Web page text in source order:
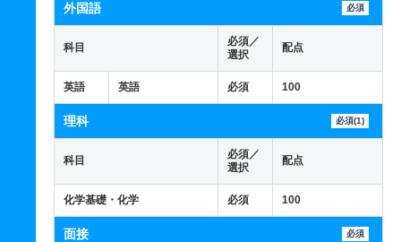
外国語 必須
科目
必須／
選択
配点
英語 英語 必須 100
理科 必須(1)
科目
必須／
選択
配点
化学基礎・化学 必須 100
面接 必須